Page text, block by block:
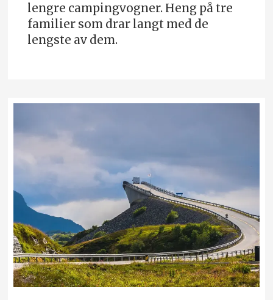
lengre campingvogner. Heng på tre
familier som drar langt med de
lengste av dem.